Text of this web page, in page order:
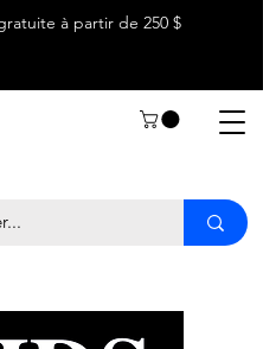
à partir de 250 $